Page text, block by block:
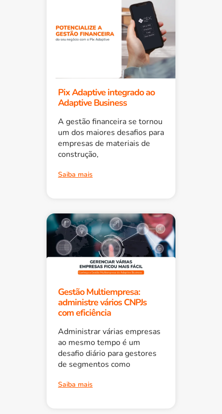
Pix Adaptive integrado ao
Adaptive Business
A gestão financeira se tornou
um dos maiores desafios para
empresas de materiais de
construção,
Saiba mais
Gestão Multiempresa:
administre vários CNPJs
com eficiência
Administrar várias empresas
ao mesmo tempo é um
desafio diário para gestores
de segmentos como
Saiba mais